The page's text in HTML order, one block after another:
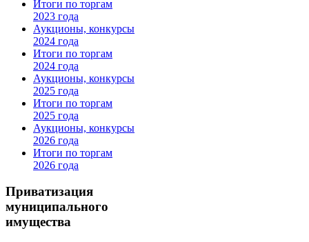
Итоги по торгам
2023 года
Аукционы, конкурсы
2024 года
Итоги по торгам
2024 года
Аукционы, конкурсы
2025 года
Итоги по торгам
2025 года
Аукционы, конкурсы
2026 года
Итоги по торгам
2026 года
Приватизация
муниципального
имущества